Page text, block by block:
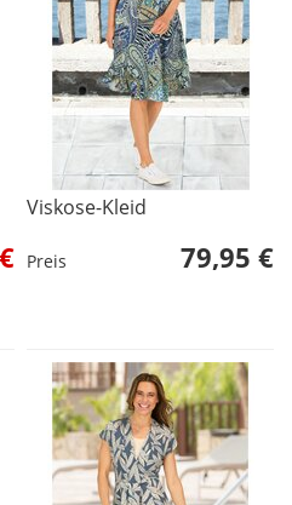
Viskose-Kleid
Preis 79,95 €